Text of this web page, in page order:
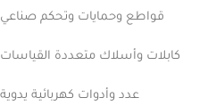
قواطع وحمايات وتحكم صناعي
كابلات وأسلاك متعددة القياسات
عدد وأدوات كهربائية يدوية